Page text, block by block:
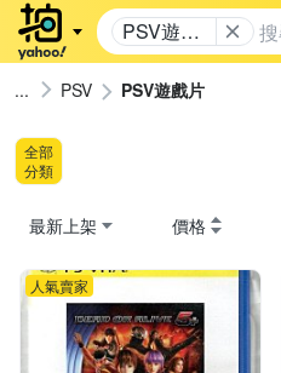
PSV遊戲
片
PSV PSV遊戲片
全部
分類
最新上架 價格
人氣賣家